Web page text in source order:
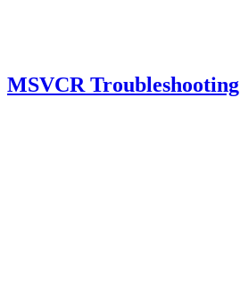
MSVCR Troubleshooting